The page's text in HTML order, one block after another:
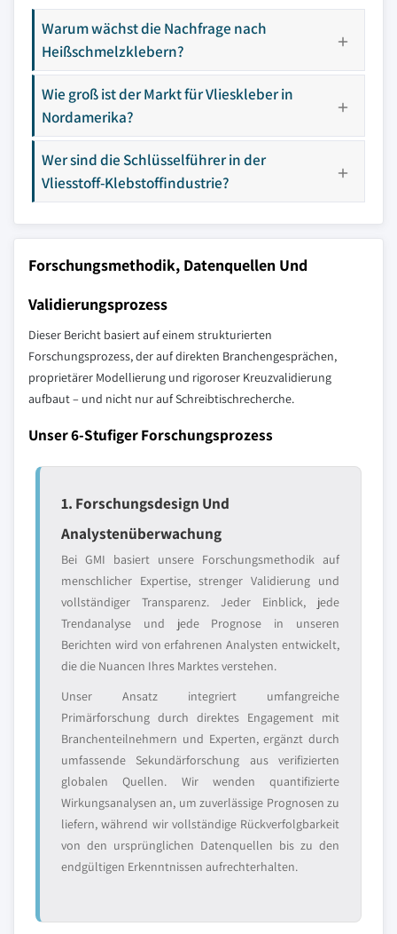
Warum wächst die Nachfrage nach
Heißschmelzklebern?
Wie groß ist der Markt für Vlieskleber in
Nordamerika?
Wer sind die Schlüsselführer in der
Vliesstoff-Klebstoffindustrie?
Forschungsmethodik, Datenquellen Und
Validierungsprozess
Dieser Bericht basiert auf einem strukturierten
Forschungsprozess, der auf direkten Branchengesprächen,
proprietärer Modellierung und rigoroser Kreuzvalidierung
aufbaut – und nicht nur auf Schreibtischrecherche.
Unser 6-Stufiger Forschungsprozess
1. Forschungsdesign Und
Analystenüberwachung
Bei GMI basiert unsere Forschungsmethodik auf
menschlicher Expertise, strenger Validierung und
vollständiger Transparenz. Jeder Einblick, jede
Trendanalyse und jede Prognose in unseren
Berichten wird von erfahrenen Analysten entwickelt,
die die Nuancen Ihres Marktes verstehen.
Unser Ansatz integriert umfangreiche
Primärforschung durch direktes Engagement mit
Branchenteilnehmern und Experten, ergänzt durch
umfassende Sekundärforschung aus verifizierten
globalen Quellen. Wir wenden quantifizierte
Wirkungsanalysen an, um zuverlässige Prognosen zu
liefern, während wir vollständige Rückverfolgbarkeit
von den ursprünglichen Datenquellen bis zu den
endgültigen Erkenntnissen aufrechterhalten.